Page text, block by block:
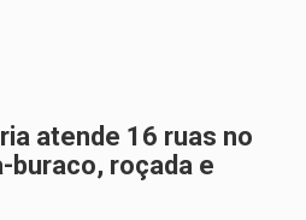
atende 16 ruas no
buraco, roçada e